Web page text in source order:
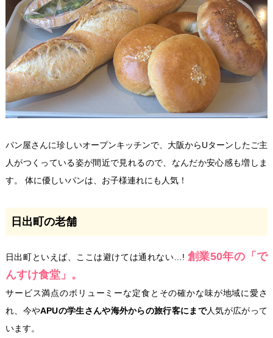
パン屋さんに珍しいオープンキッチンで、大阪からUターンしたご主
人がつくっている姿が間近で見れるので、なんだか安心感も増しま
す。 体に優しいパンは、お子様連れにも人気！
日出町の老舗
日出町といえば、ここは避けては通れない…! 創業50年の「で
んすけ食堂」。
サービス満点のボリューミーな定食とその確かな味が地域に愛さ
れ、今やAPUの学生さんや海外からの旅行客にまで人気が広がって
います。